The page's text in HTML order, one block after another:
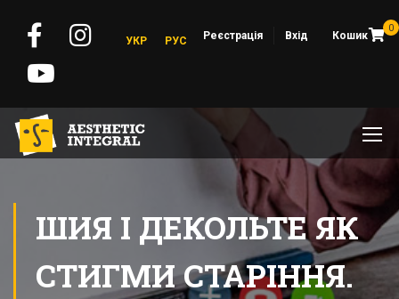
0
Реєстрація Вхід Кошик
УКР РУС
ШИЯ І ДЕКОЛЬТЕ ЯК
СТИГМИ СТАРІННЯ.